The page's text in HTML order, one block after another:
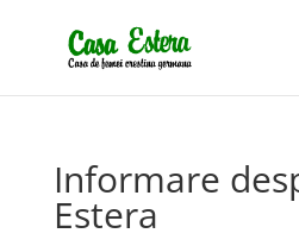
Informare
Estera